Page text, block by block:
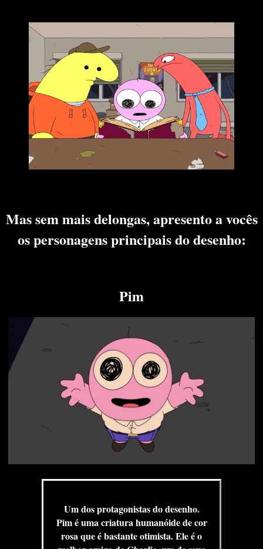
Mas sem mais delongas, apresento a vocês
os personagens principais do desenho:
Pim
Um dos protagonistas do desenho.
Pim é uma criatura humanóide de cor
rosa que é bastante otimista. Ele é o